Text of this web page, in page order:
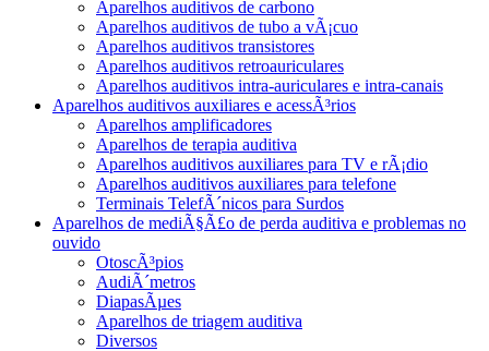
Aparelhos auditivos de carbono
Aparelhos auditivos de tubo a vÃ¡cuo
Aparelhos auditivos transistores
Aparelhos auditivos retroauriculares
Aparelhos auditivos intra-auriculares e intra-canais
Aparelhos auditivos auxiliares e acessÃ³rios
Aparelhos amplificadores
Aparelhos de terapia auditiva
Aparelhos auditivos auxiliares para TV e rÃ¡dio
Aparelhos auditivos auxiliares para telefone
Terminais TelefÃ´nicos para Surdos
Aparelhos de mediÃ§Ã£o de perda auditiva e problemas no
ouvido
OtoscÃ³pios
AudiÃ´metros
DiapasÃµes
Aparelhos de triagem auditiva
Diversos